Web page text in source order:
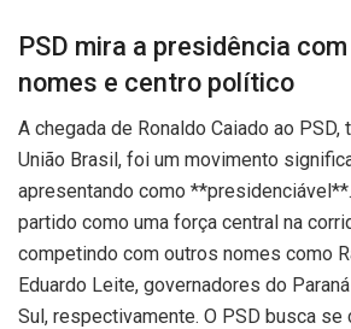
PSD mira a presidência
nomes e centro político
A chegada de Ronaldo Caiado ao PSD,
União Brasil, foi um movimento
apresentando como
partido como uma força central na
competindo com outros nomes como
Eduardo Leite, governadores do
Sul, respectivamente. O PSD busca